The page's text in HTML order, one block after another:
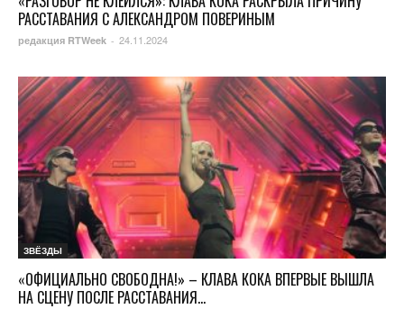
РАССТАВАНИЯ С АЛЕКСАНДРОМ ПОВЕРИНЫМ
редакция RTWeek - 24.11.2024
ЗВЁЗДЫ
«ОФИЦИАЛЬНО СВОБОДНА!» – КЛАВА КОКА ВПЕРВЫЕ ВЫШЛА
НА СЦЕНУ ПОСЛЕ РАССТАВАНИЯ...